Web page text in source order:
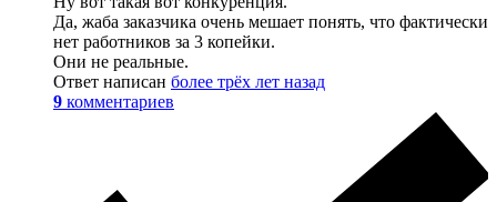
Да, жаба заказчика очень мешает понять, что фактически
нет работников за 3 копейки.
Они не реальные.
Ответ написан более трёх лет назад
9 комментариев